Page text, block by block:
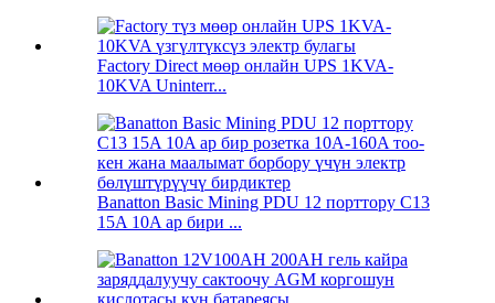
Factory Direct мөөр онлайн UPS 1KVA-
10KVA Uninterr...
Banatton Basic Mining PDU 12 порттору C13
15A 10A ар бири ...